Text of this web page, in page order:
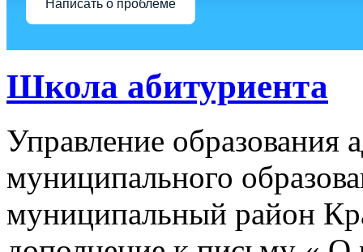
Управление образования
муниципального
муниципальный район
дополнение к письму « О
проекта « Школа
году информирует о том,
состоятся семинары: